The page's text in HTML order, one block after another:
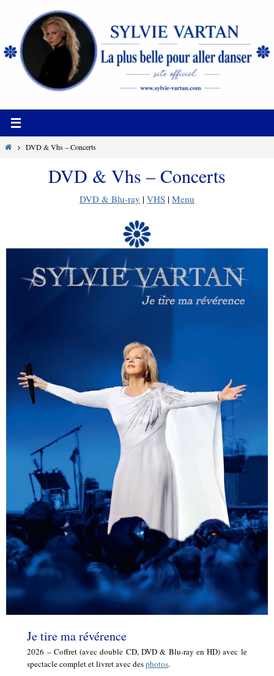
contenu
HomeDVD & Vhs – Concerts
DVD & Vhs – Concerts
DVD & Blu-ray | VHS | Menu
Je tire ma révérence
2026 – Coffret (avec double CD, DVD & Blu-ray en HD) avec le
spectacle complet et livret avec desphotos.